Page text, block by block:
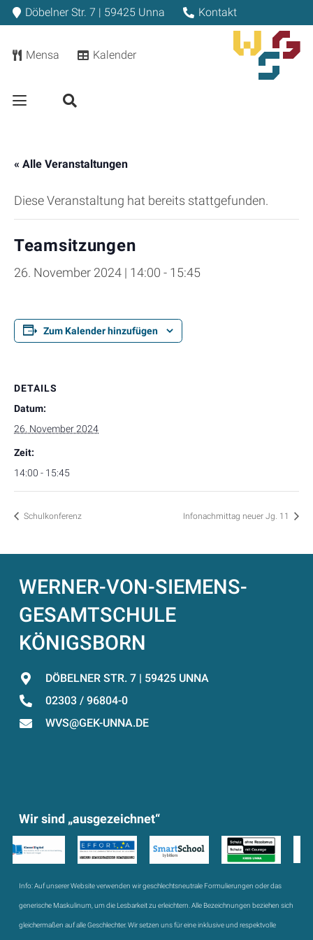
Döbelner Str. 7 | 59425 Unna Kontakt
Mensa Kalender
« Alle Veranstaltungen
Diese Veranstaltung hat bereits stattgefunden.
Teamsitzungen
26. November 2024 | 14:00 - 15:45
Zum Kalender hinzufügen
DETAILS
Datum:
26. November 2024
Zeit:
14:00 - 15:45
Schulkonferenz Infonachmittag neuer Jg. 11
WERNER-VON-SIEMENS-
GESAMTSCHULE
KÖNIGSBORN
DÖBELNER STR. 7 | 59425 UNNA
02303 / 96804-0
WVS@GEK-UNNA.DE
Wir sind „ausgezeichnet“
Info:Auf unserer Website verwenden wir geschlechtsneutrale Formulierungen oder das
generische Maskulinum, um die Lesbarkeit zu erleichtern. Alle Bezeichnungen beziehen sich
gleichermaßen auf alle Geschlechter. Wir setzen uns für eine inklusive und respektvolle